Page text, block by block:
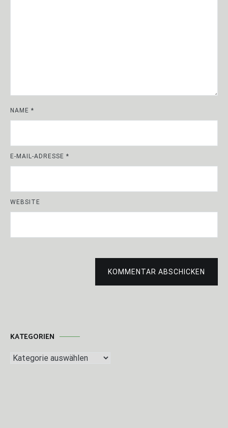
NAME *
E-MAIL-ADRESSE *
WEBSITE
KOMMENTAR ABSCHICKEN
KATEGORIEN
Kategorien